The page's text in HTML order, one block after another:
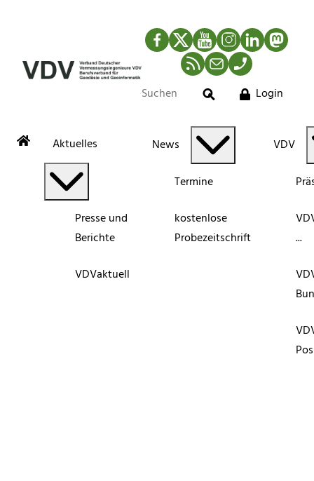
Facebook
TwitterYouTubeInstagram
LinkedIn
RSS-Newsfeed
MailTelefon
Suche
Login
Aktuelles
Presse und
Berichte
VDVaktuell
News
Termine
kostenlose
Probezeitschrift
VDV
...